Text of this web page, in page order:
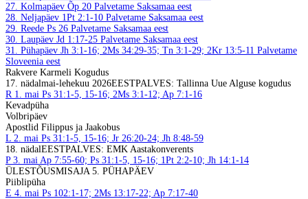
27. Kolmapäev Õp 20 Palvetame Saksamaa eest
28. Neljapäev 1Pt 2:1-10 Palvetame Saksamaa eest
29. Reede Ps 26 Palvetame Saksamaa eest
30. Laupäev Jd 1:17-25 Palvetame Saksamaa eest
31. Pühapäev Jh 3:1-16; 2Ms 34:29-35; Tn 3:1-29; 2Kr 13:5-11 Palvetame
Sloveenia eest
Rakvere Karmeli Kogudus
17. nädalmai-lehekuu 2026EESTPALVES: Tallinna Uue Alguse kogudus
R1. mai Ps 31:1-5, 15-16; 2Ms 3:1-12; Ap 7:1-16
Kevadpüha
Volbripäev
Apostlid Filippus ja Jaakobus
L 2. mai Ps 31:1-5, 15-16; Jr 26:20-24; Jh 8:48-59
18. nädalEESTPALVES: EMK Aastakonverents
P3. mai Ap 7:55-60; Ps 31:1-5, 15-16; 1Pt 2:2-10; Jh 14:1-14
ÜLESTÕUSMISAJA 5. PÜHAPÄEV
Piiblipüha
E 4. mai Ps 102:1-17; 2Ms 13:17-22; Ap 7:17-40